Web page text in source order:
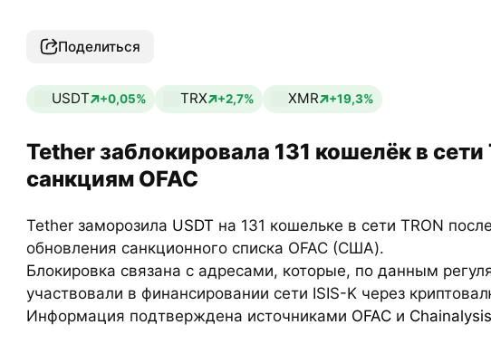
Поделиться
USDT +0,05% TRX +2,7% XMR +19,3%
Tether заблокировала 131 кошелёк в сети
санкциям OFAC
Tether заморозила USDT на 131 кошельке в сети TRON после
обновления санкционного списка OFAC (США).
Блокировка связана с адресами, которые, по данным
участвовали в финансировании сети ISIS-K через
Информация подтверждена источниками OFAC и Chainalysis